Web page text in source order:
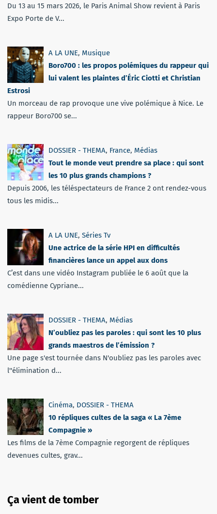
Du 13 au 15 mars 2026, le Paris Animal Show revient à Paris
Expo Porte de V...
A LA UNE, Musique
Boro700 : les propos polémiques du rappeur qui
lui valent les plaintes d’Éric Ciotti et Christian
Estrosi
Un morceau de rap provoque une vive polémique à Nice. Le
rappeur Boro700 se...
DOSSIER - THEMA, France, Médias
Tout le monde veut prendre sa place : qui sont
les 10 plus grands champions ?
Depuis 2006, les téléspectateurs de France 2 ont rendez-vous
tous les midis...
A LA UNE, Séries Tv
Une actrice de la série HPI en difficultés
financières lance un appel aux dons
C’est dans une vidéo Instagram publiée le 6 août que la
comédienne Cypriane...
DOSSIER - THEMA, Médias
N’oubliez pas les paroles : qui sont les 10 plus
grands maestros de l’émission ?
Une page s'est tournée dans N'oubliez pas les paroles avec
l''élimination d...
Cinéma, DOSSIER - THEMA
10 répliques cultes de la saga « La 7ème
Compagnie »
Les films de la 7ème Compagnie regorgent de répliques
devenues cultes, grav...
Ça vient de tomber